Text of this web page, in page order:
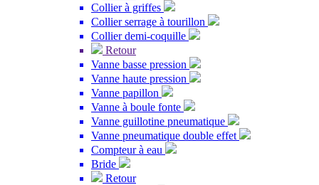
Collier à griffes
Collier serrage à tourillon
Collier demi-coquille
Retour
Vanne basse pression
Vanne haute pression
Vanne papillon
Vanne à boule fonte
Vanne guillotine pneumatique
Vanne pneumatique double effet
Compteur à eau
Bride
Retour